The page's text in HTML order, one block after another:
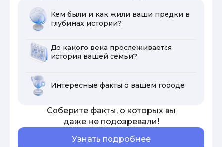
Кем были и как жили ваши предки в
глубинах истории?
До какого века прослеживается
история вашей семьи?
Интересные факты о вашем городе
Соберите факты, о которых вы
даже не подозревали!
Узнать подробнее